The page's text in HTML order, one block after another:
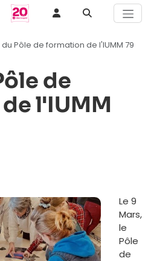
Pôle de formation de l'IUMM 79
de
l'IUMM
Le 9
Mars,
le
Pôle
de